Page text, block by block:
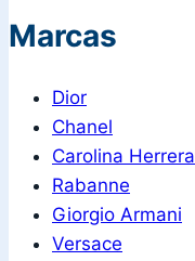
Marcas
Dior
Chanel
Carolina Herrera
Rabanne
Giorgio Armani
Versace